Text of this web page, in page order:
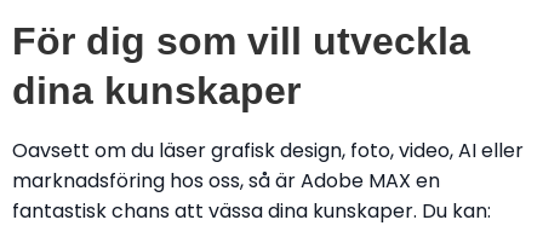
För dig som vill utveckla
dina kunskaper
Oavsett om du läser grafisk design, foto, video, AI eller
marknadsföring hos oss, så är Adobe MAX en
fantastisk chans att vässa dina kunskaper. Du kan: